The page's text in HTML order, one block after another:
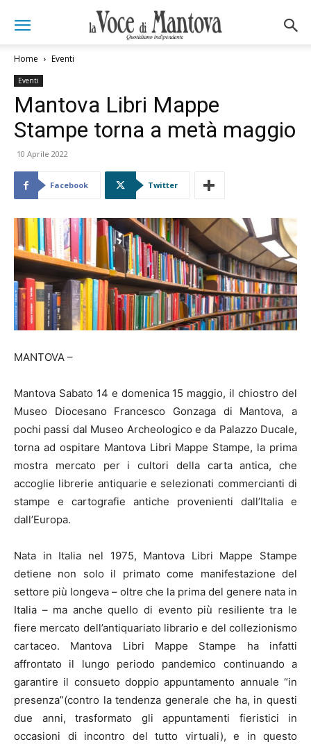
Home Eventi
Eventi
Mantova Libri Mappe
Stampe torna a metà maggio
10 Aprile 2022
Facebook Twitter
MANTOVA –
Mantova Sabato 14 e domenica 15 maggio, il chiostro del
Museo Diocesano Francesco Gonzaga di Mantova, a
pochi passi dal Museo Archeologico e da Palazzo Ducale,
torna ad ospitare Mantova Libri Mappe Stampe, la prima
mostra mercato per i cultori della carta antica, che
accoglie librerie antiquarie e selezionati commercianti di
stampe e cartografie antiche provenienti dall’Italia e
dall’Europa.
Nata in Italia nel 1975, Mantova Libri Mappe Stampe
detiene non solo il primato come manifestazione del
settore più longeva – oltre che la prima del genere nata in
Italia – ma anche quello di evento più resiliente tra le
fiere mercato dell’antiquariato librario e del collezionismo
cartaceo. Mantova Libri Mappe Stampe ha infatti
affrontato il lungo periodo pandemico continuando a
garantire il consueto doppio appuntamento annuale “in
presenza”(contro la tendenza generale che ha, in questi
due anni, trasformato gli appuntamenti fieristici in
occasioni di incontro del tutto virtuali), e in questo